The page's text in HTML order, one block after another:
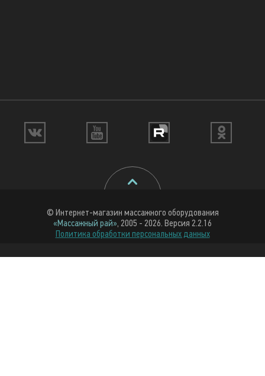
© Интернет-магазин массажного оборудования
«Массажный рай», 2005 - 2026. Версия 2.2.16
Политика обработки персональных данных